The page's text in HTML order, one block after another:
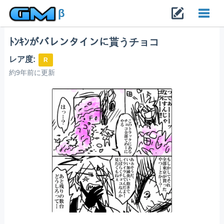
β
ﾄﾝｷﾝがバレンタインに貰うチョコ
レア度: R
約9年前に更新